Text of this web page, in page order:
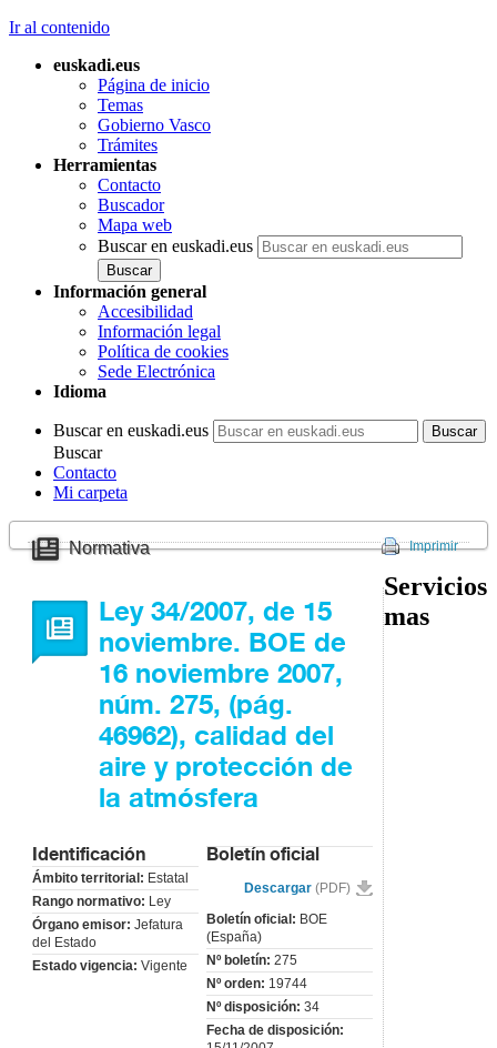
Ir al contenido
euskadi.eus
Página de inicio
Temas
Gobierno Vasco
Trámites
Herramientas
Contacto
Buscador
Mapa web
Buscar en euskadi.eus
Información general
Accesibilidad
Información legal
Política de cookies
Sede Electrónica
Idioma
Buscar en euskadi.eus
Buscar
Contacto
Mi carpeta
Normativa Imprimir
Ley 34/2007, de 15
noviembre. BOE de
16 noviembre 2007,
núm. 275, (pág.
46962), calidad del
aire y protección de
la atmósfera
Identificación
Ámbito territorial: Estatal
Rango normativo: Ley
Órgano emisor: Jefatura
del Estado
Estado vigencia: Vigente
Boletín oficial
Descargar (PDF)
Boletín oficial: BOE
(España)
Nº boletín: 275
Nº orden: 19744
Nº disposición: 34
Fecha de disposición:
Servicios
mas